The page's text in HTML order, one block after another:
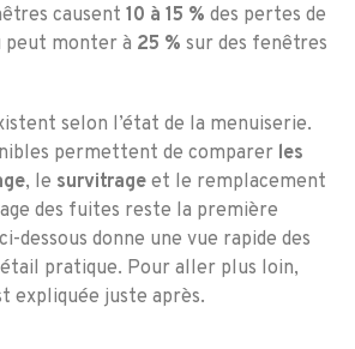
causent 10 à 15 % des pertes de
peut monter à 25 % sur des fenêtres
selon l’état de la menuiserie.
permettent de comparer les
, le survitrage et le remplacement
des fuites reste la première
dessous donne une vue rapide des
pratique. Pour aller plus loin,
expliquée juste après.